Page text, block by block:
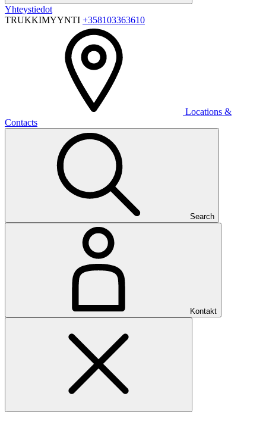
Yhteystiedot
TRUKKIMYYNTI +358103363610
Locations &
Contacts
Search
Kontakt